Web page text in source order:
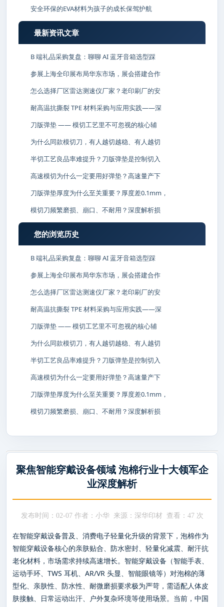
聚焦智能穿戴设备领域 泡棉行业十大领军企
业深度解析
发布时间：02-07 作者：小华 来源：深华印材 查看： 47 次
在智能穿戴设备普及、消费电子轻量化升级的背景下，泡棉作为
智能穿戴设备核心的亲肤贴合、防水密封、轻量化减震、耐汗抗
老化材料，市场需求持续高速增长。智能穿戴设备（智能手表、
运动手环、TWS 耳机、AR/VR 头显、智能眼镜等）对泡棉的薄
型化、亲肤性、防水性、耐微磨损要求极为严苛，需适配人体皮
肤接触、日常运动出汗、户外复杂环境等使用场景。当前，中国
安全环保的EVA材料为孩子的成长保驾护航
最新资讯文章
B 端礼品采购复盘：聊聊 AI 蓝牙音箱选型踩
参展上海全印展布局华东市场，展会搭建合作
怎么选择厂区雷达测速仪厂家？老印刷厂的安
耐高温抗撕裂 TPE 材料采购与应用实践——深
刀版弹垫 —— 模切工艺里不可忽视的核心辅
为什么同款模切刀，有人越切越稳、有人越切
半切工艺良品率难提升？刀版弹垫是控制切入
高速模切为什么一定要用好弹垫？高速量产下
刀版弹垫厚度为什么至关重要？厚度差0.1mm，
模切刀频繁磨损、崩口、不耐用？深度解析损
您的浏览历史
B 端礼品采购复盘：聊聊 AI 蓝牙音箱选型踩
参展上海全印展布局华东市场，展会搭建合作
怎么选择厂区雷达测速仪厂家？老印刷厂的安
耐高温抗撕裂 TPE 材料采购与应用实践——深
刀版弹垫 —— 模切工艺里不可忽视的核心辅
为什么同款模切刀，有人越切越稳、有人越切
半切工艺良品率难提升？刀版弹垫是控制切入
高速模切为什么一定要用好弹垫？高速量产下
刀版弹垫厚度为什么至关重要？厚度差0.1mm，
模切刀频繁磨损、崩口、不耐用？深度解析损